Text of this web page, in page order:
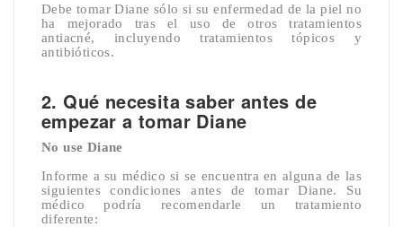
Debe tomar Diane sólo si su enfermedad de la piel no
ha mejorado tras el uso de otros tratamientos
antiacné, incluyendo tratamientos tópicos y
antibióticos.
2. Qué necesita saber antes de
empezar a tomar Diane
No use Diane
Informe a su médico si se encuentra en alguna de las
siguientes condiciones antes de tomar Diane. Su
médico podría recomendarle un tratamiento
diferente: